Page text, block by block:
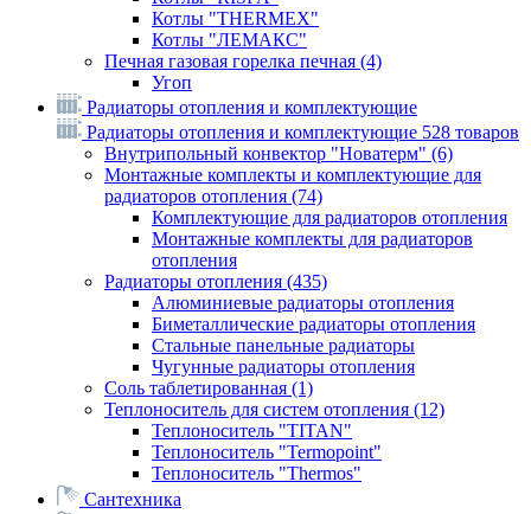
Котлы "THERMEX"
Котлы "ЛЕМАКС"
Печная газовая горелка печная (4)
Угоп
Радиаторы отопления и комплектующие
Радиаторы отопления и комплектующие 528 товаров
Внутрипольный конвектор "Новатерм" (6)
Монтажные комплекты и комплектующие для
радиаторов отопления (74)
Комплектующие для радиаторов отопления
Монтажные комплекты для радиаторов
отопления
Радиаторы отопления (435)
Алюминиевые радиаторы отопления
Биметаллические радиаторы отопления
Стальные панельные радиаторы
Чугунные радиаторы отопления
Соль таблетированная (1)
Теплоноситель для систем отопления (12)
Теплоноситель "TITAN"
Теплоноситель "Termopoint"
Теплоноситель "Thermos"
Сантехника